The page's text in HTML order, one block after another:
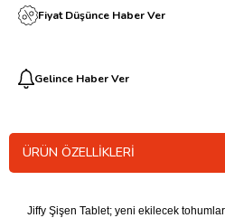
Fiyat Düşünce Haber Ver
Gelince Haber Ver
ÜRÜN ÖZELLIKLERI
Jiffy Şişen Tablet; yeni ekilecek